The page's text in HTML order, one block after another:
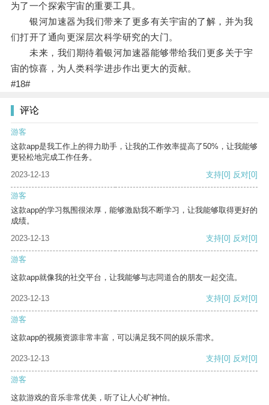
为了一个探索宇宙的重要工具。
银河加速器为我们带来了更多有关宇宙的了解，并为我
们打开了通向更深层次科学研究的大门。
未来，我们期待着银河加速器能够带给我们更多关于宇
宙的惊喜，为人类科学进步作出更大的贡献。
#18#
评论
游客
这款app是我工作上的得力助手，让我的工作效率提高了50%，让我能够
更轻松地完成工作任务。
2023-12-13
支持[0] 反对[0]
游客
这款app的学习氛围很浓厚，能够激励我不断学习，让我能够取得更好的
成绩。
2023-12-13
支持[0] 反对[0]
游客
这款app就像我的社交平台，让我能够与志同道合的朋友一起交流。
2023-12-13 支持[0] 反对[0]
游客
这款app的视频资源非常丰富，可以满足我不同的娱乐需求。
2023-12-13 支持[0] 反对[0]
游客
这款游戏的音乐非常优美，听了让人心旷神怡。